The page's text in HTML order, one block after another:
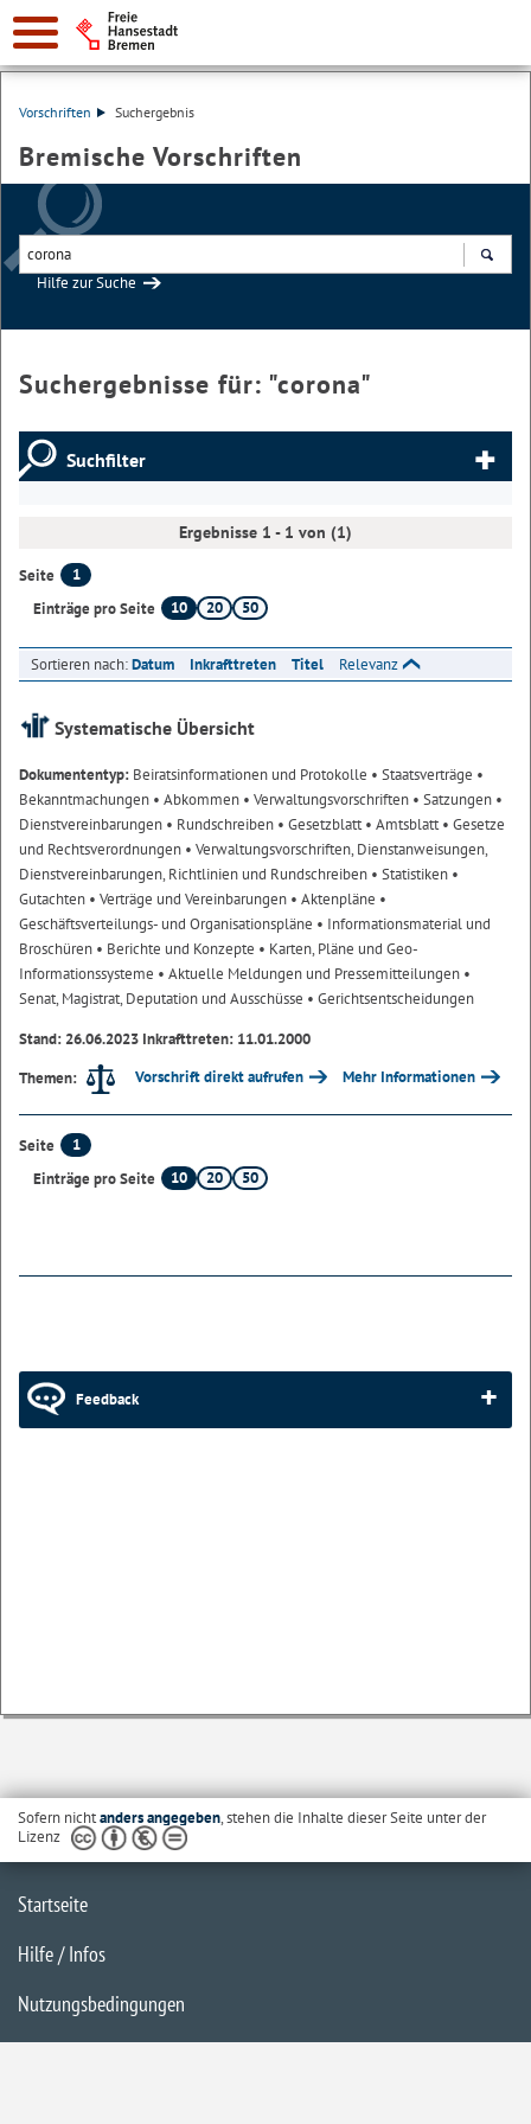
Vorschriften Suchergebnis
Bremische Vorschriften
Hilfe zur Suche
Suchergebnisse für: "corona"
Suchfilter
Ergebnisse 1 - 1 von (1)
Seite
1
Einträge pro Seite
10 20 50
Sortieren nach:Datum Inkrafttreten Titel Relevanz
Systematische Übersicht
Dokumententyp: Beiratsinformationen und Protokolle • Staatsverträge •
Bekanntmachungen • Abkommen • Verwaltungsvorschriften • Satzungen •
Dienstvereinbarungen • Rundschreiben • Gesetzblatt• Amtsblatt• Gesetze
und Rechtsverordnungen • Verwaltungsvorschriften, Dienstanweisungen,
Dienstvereinbarungen, Richtlinien und Rundschreiben • Statistiken •
Gutachten • Verträge und Vereinbarungen • Aktenpläne •
Geschäftsverteilungs- und Organisationspläne • Informationsmaterial und
Broschüren • Berichte und Konzepte • Karten, Pläne und Geo-
Informationssysteme • Aktuelle Meldungen und Pressemitteilungen •
Senat, Magistrat, Deputation und Ausschüsse • Gerichtsentscheidungen
Stand: 26.06.2023 Inkrafttreten: 11.01.2000
Themen:
Vorschrift direkt aufrufen Mehr Informationen
Seite
1
Einträge pro Seite
10 20 50
Feedback
Sofern nichtanders angegeben, stehen die Inhalte dieser Seite unter der
Lizenz
Startseite
Hilfe / Infos
Nutzungsbedingungen